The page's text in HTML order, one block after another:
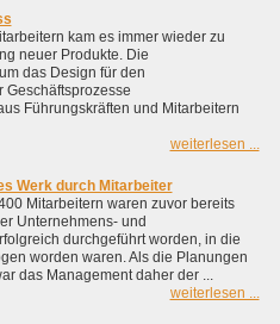
kam es immer wieder zu
neuer Produkte. Die
das Design für den
Geschäftsprozesse
Führungskräften und Mitarbeitern
weiterlesen ...
Werk durch Mitarbeiter
Mitarbeitern waren zuvor bereits
Unternehmens- und
durchgeführt worden, in die
worden waren. Als die Planungen
das Management daher der ...
weiterlesen ...